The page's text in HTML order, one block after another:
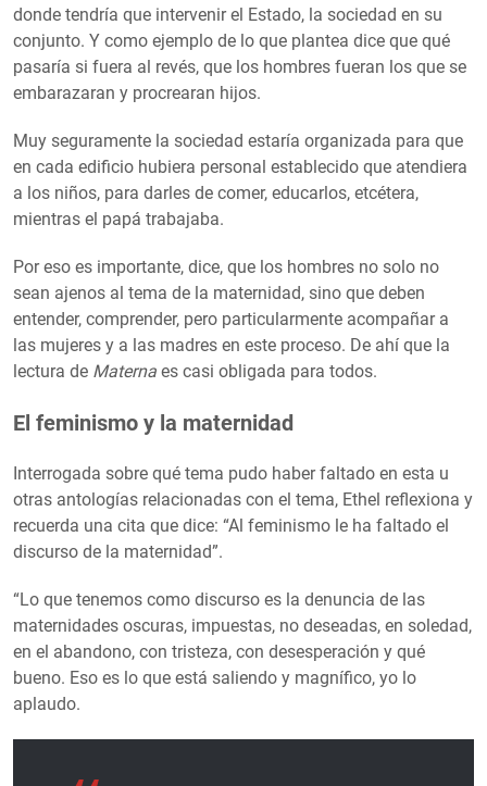
donde tendría que intervenir el Estado, la sociedad en su
conjunto. Y como ejemplo de lo que plantea dice que qué
pasaría si fuera al revés, que los hombres fueran los que se
embarazaran y procrearan hijos.
Muy seguramente la sociedad estaría organizada para que
en cada edificio hubiera personal establecido que atendiera
a los niños, para darles de comer, educarlos, etcétera,
mientras el papá trabajaba.
Por eso es importante, dice, que los hombres no solo no
sean ajenos al tema de la maternidad, sino que deben
entender, comprender, pero particularmente acompañar a
las mujeres y a las madres en este proceso. De ahí que la
lectura de Materna es casi obligada para todos.
El feminismo y la maternidad
Interrogada sobre qué tema pudo haber faltado en esta u
otras antologías relacionadas con el tema, Ethel reflexiona y
recuerda una cita que dice: “Al feminismo le ha faltado el
discurso de la maternidad”.
“Lo que tenemos como discurso es la denuncia de las
maternidades oscuras, impuestas, no deseadas, en soledad,
en el abandono, con tristeza, con desesperación y qué
bueno. Eso es lo que está saliendo y magnífico, yo lo
aplaudo.